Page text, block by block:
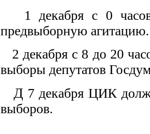
1 декабря с 0 часов
предвыборную агитацию.
2 декабря с 8 до 20
выборы депутатов
Д 7 декабря ЦИК
выборов.